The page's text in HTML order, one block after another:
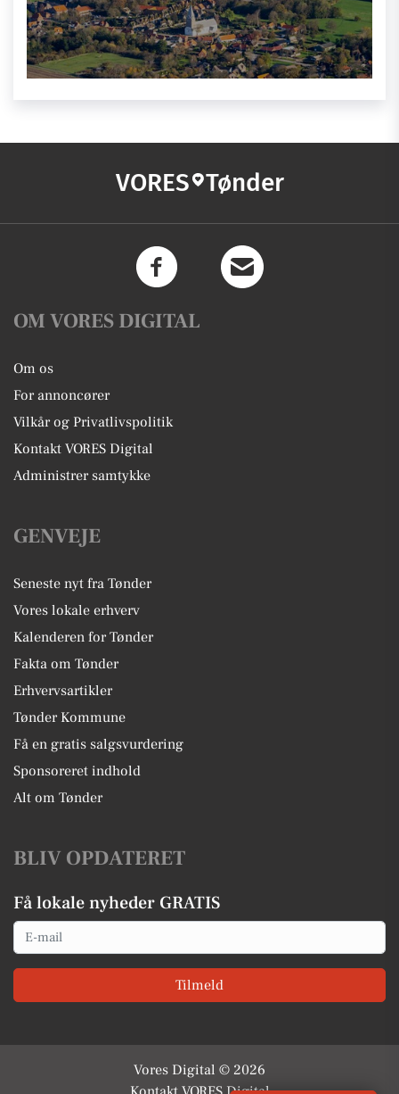
VORES Tønder
OM VORES DIGITAL
Om os
For annoncører
Vilkår og Privatlivspolitik
Kontakt VORES Digital
Administrer samtykke
GENVEJE
Seneste nyt fra Tønder
Vores lokale erhverv
Kalenderen for Tønder
Fakta om Tønder
Erhvervsartikler
Tønder Kommune
Få en gratis salgsvurdering
Sponsoreret indhold
Alt om Tønder
BLIV OPDATERET
Få lokale nyheder GRATIS
Email
Tilmeld
Vores Digital © 2026